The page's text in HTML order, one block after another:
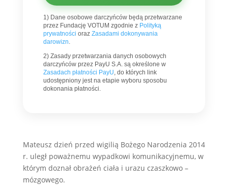
1) Dane osobowe darczyńców będą przetwarzane
przez Fundację VOTUM zgodnie z Polityką
prywatności oraz Zasadami dokonywania
darowizn.
2) Zasady przetwarzania danych osobowych
darczyńców przez PayU S.A. są określone w
Zasadach płatności PayU, do których link
udostępniony jest na etapie wyboru sposobu
dokonania płatności.
Mateusz dzień przed wigilią Bożego Narodzenia 2014
r. uległ poważnemu wypadkowi komunikacyjnemu, w
którym doznał obrażeń ciała i urazu czaszkowo –
mózgowego.